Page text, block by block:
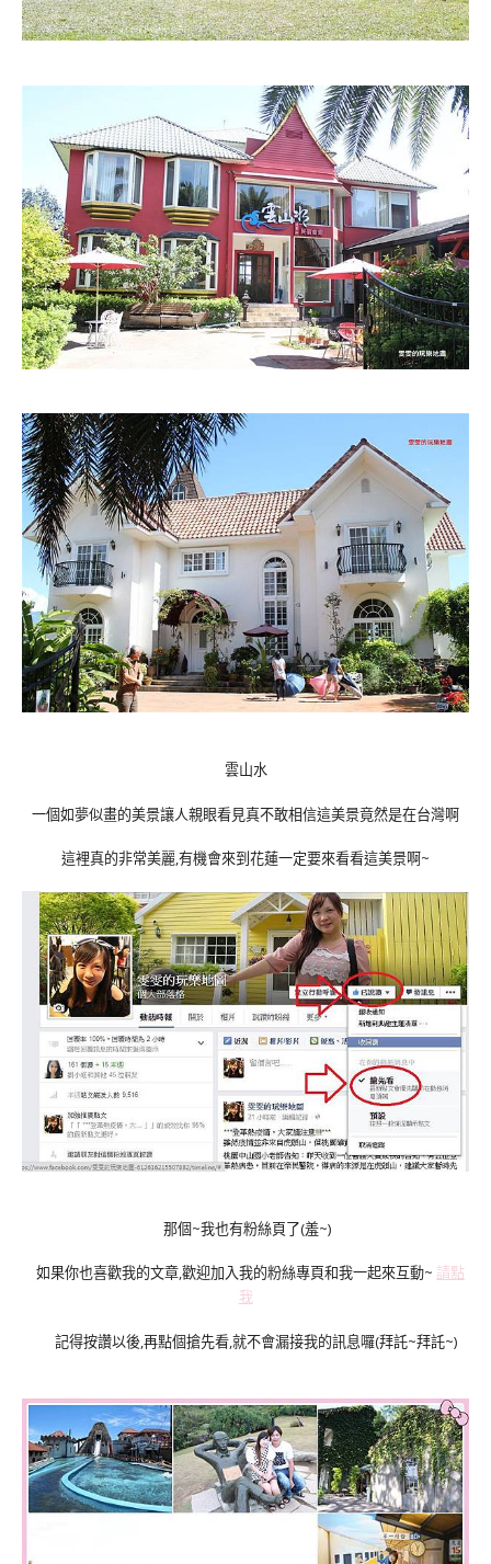
雲山水
一個如夢似畫的美景讓人親眼看見真不敢相信這美景竟然是在台灣啊
這裡真的非常美麗,有機會來到花蓮一定要來看看這美景啊~
那個~我也有粉絲頁了(羞~)
如果你也喜歡我的文章,歡迎加入我的粉絲專頁和我一起來互動~ 請點
我
記得按讚以後,再點個搶先看,就不會漏接我的訊息囉(拜託~拜託~)